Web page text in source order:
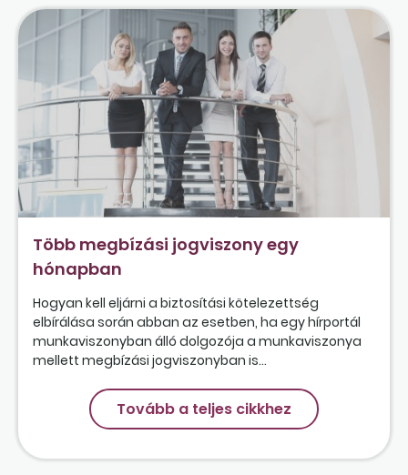
Több megbízási jogviszony egy
hónapban
Hogyan kell eljárni a biztosítási kötelezettség
elbírálása során abban az esetben, ha egy hírportál
munkaviszonyban álló dolgozója a munkaviszonya
mellett megbízási jogviszonyban is...
Tovább a teljes cikkhez